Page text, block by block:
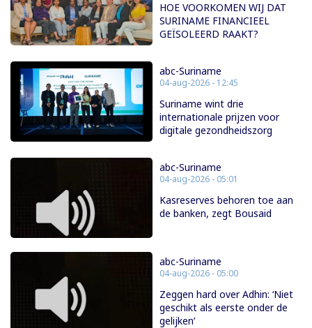
HOE VOORKOMEN WIJ DAT
SURINAME FINANCIEEL
GEÏSOLEERD RAAKT?
abc-Suriname
04-aug-2026 - 12:45
Suriname wint drie
internationale prijzen voor
digitale gezondheidszorg
abc-Suriname
04-aug-2026 - 05:01
Kasreserves behoren toe aan
de banken, zegt Bousaid
abc-Suriname
04-aug-2026 - 05:00
Zeggen hard over Adhin: ‘Niet
geschikt als eerste onder de
gelijken’